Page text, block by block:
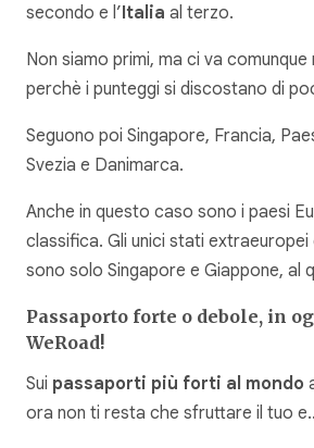
secondo e l’Italia al terzo.
Non siamo primi, ma ci va
perchè i punteggi si discostano di
Seguono poi Singapore, Francia,
Svezia e Danimarca.
Anche in questo caso sono i paesi
classifica. Gli unici stati
sono solo Singapore e Giappone, al
Passaporto forte o debole, in
WeRoad!
Sui passaporti più forti al mondo
ora non ti resta che sfruttare il tuo